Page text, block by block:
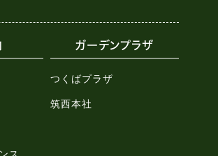
ガーデンプラザ
つくばプラザ
筑西本社